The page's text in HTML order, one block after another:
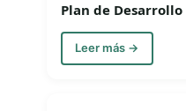
Plan de Desarrollo
Leer más →